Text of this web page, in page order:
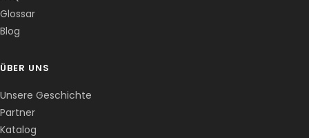
Glossar
Blog
ÜBER UNS
Unsere Geschichte
Partner
Katalog